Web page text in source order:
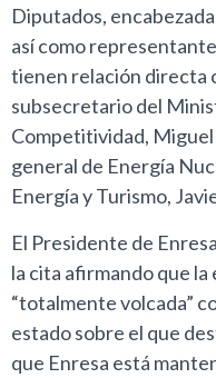
Diputados,
así como
tienen relación directa
subsecretario del
Competitividad,
general de Energía
Energía y Turismo,
El Presidente de
la cita afirmando que
“totalmente volcada”
estado sobre el que
que Enresa está